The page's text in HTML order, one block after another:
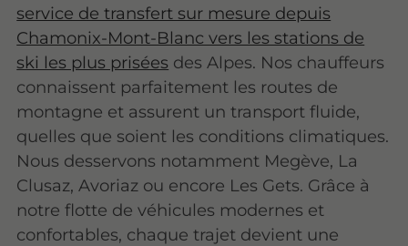
service de transfert sur mesure depuis
Chamonix-Mont-Blanc vers les stations de
ski les plus prisées des Alpes. Nos chauffeurs
connaissent parfaitement les routes de
montagne et assurent un transport fluide,
quelles que soient les conditions climatiques.
Nous desservons notamment Megève, La
Clusaz, Avoriaz ou encore Les Gets. Grâce à
notre flotte de véhicules modernes et
confortables, chaque trajet devient une